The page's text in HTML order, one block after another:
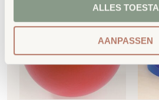
ALLES
AANPASSEN